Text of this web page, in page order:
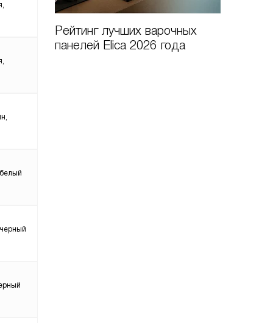
Рейтинг лучших варочных
панелей Elica 2026 года